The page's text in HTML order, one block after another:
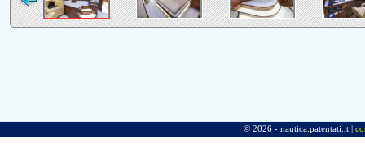
© 2026 - nautica.patentati.it |